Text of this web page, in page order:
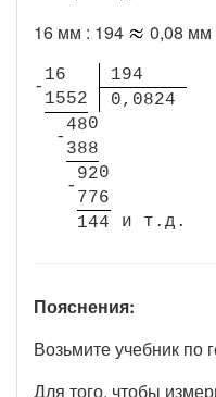
16 мм : 194
0,08 мм
-
16 194
1552 0, 0824
-
480
388
-
920
776
144 и т . д .
Пояснения:
Возьмите учебник по
Для того, чтобы